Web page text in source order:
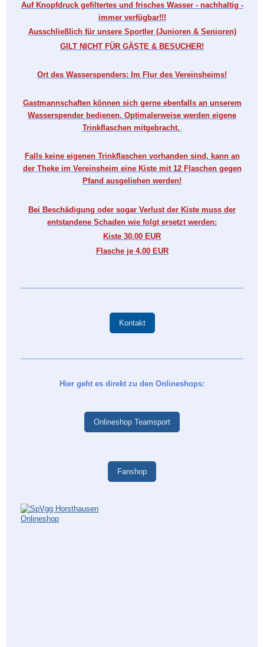
Auf Knopfdruck gefiltertes und frisches Wasser - nachhaltig -
immer verfügbar!!!
Ausschließlich für unsere Sportler (Junioren & Senioren)
GILT NICHT FÜR GÄSTE & BESUCHER!
Ort des Wasserspenders: Im Flur des Vereinsheims!
Gastmannschaften können sich gerne ebenfalls an unserem
Wasserspender bedienen. Optimalerweise werden eigene
Trinkflaschen mitgebracht.
Falls keine eigenen Trinkflaschen vorhanden sind, kann an
der Theke im Vereinsheim eine Kiste mit 12 Flaschen gegen
Pfand ausgeliehen werden!
Bei Beschädigung oder sogar Verlust der Kiste muss der
entstandene Schaden wie folgt ersetzt werden:
Kiste 30,00 EUR
Flasche je 4,00 EUR
Kontakt
Hier geht es direkt zu den Onlineshops:
Onlineshop Teamsport
Fanshop